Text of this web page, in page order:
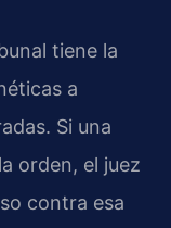
tiene la
a
Si una
orden, el juez
contra esa